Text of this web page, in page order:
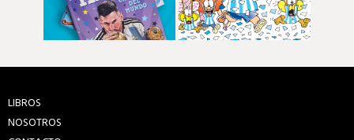
LIBROS
NOSOTROS